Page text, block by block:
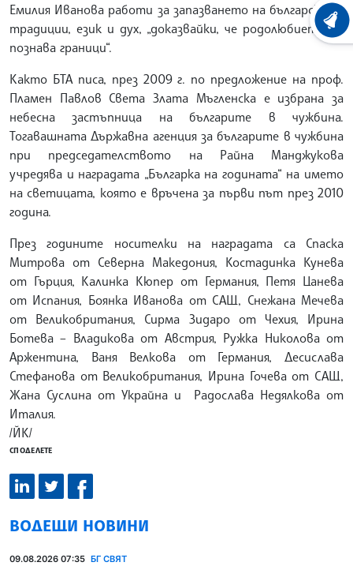
Емилия Иванова работи за запазването на българските
традиции, език и дух, „доказвайки, че родолюбието не
познава граници“.
Както БТА писа, през 2009 г. по предложение на проф.
Пламен Павлов Света Злата Мъгленска е избрана за
небесна застъпница на българите в чужбина.
Тогавашната Държавна агенция за българите в чужбина
при председателството на Райна Манджукова
учредява и наградата „Българка на годината“ на името
на светицата, която е връчена за първи път през 2010
година.
През годините носителки на наградата са Спаска
Митрова от Северна Македония, Костадинка Кунева
от Гърция, Калинка Кюпер от Германия, Петя Цанева
от Испания, Боянка Иванова от САЩ, Снежана Мечева
от Великобритания, Сирма Зидаро от Чехия, Ирина
Ботева – Владикова от Австрия, Ружка Николова от
Аржентина, Ваня Велкова от Германия, Десислава
Стефанова от Великобритания, Ирина Гочева от САЩ,
Жана Суслина от Украйна и Радослава Недялкова от
Италия.
/ЙК/
СПОДЕЛЕТЕ
ВОДЕЩИ НОВИНИ
09.08.2026 07:35 БГ СВЯТ